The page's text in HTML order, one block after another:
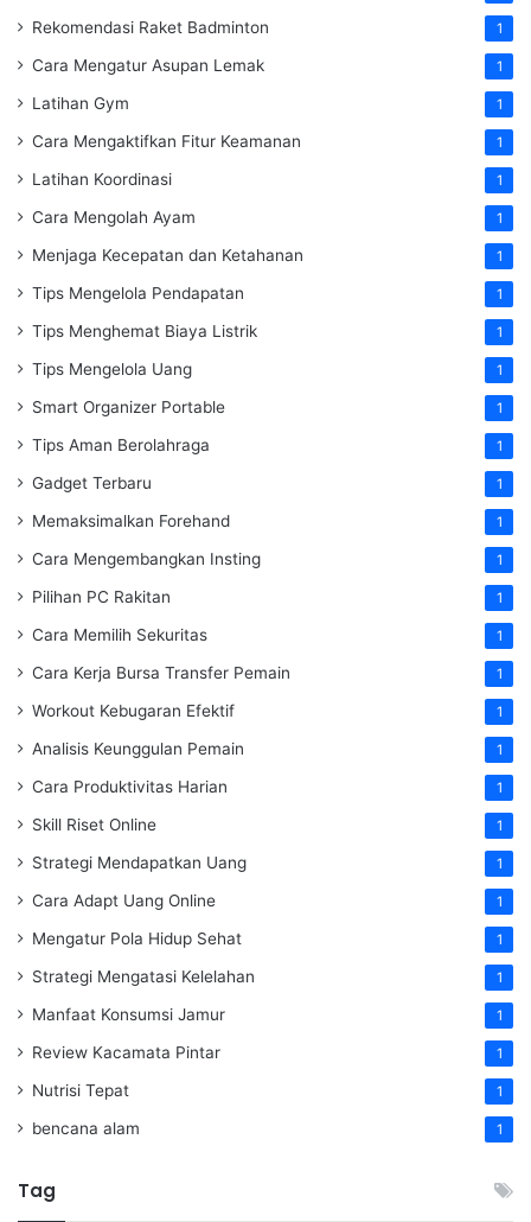
Rekomendasi Raket Badminton 1
Cara Mengatur Asupan Lemak 1
Latihan Gym 1
Cara Mengaktifkan Fitur Keamanan 1
Latihan Koordinasi 1
Cara Mengolah Ayam 1
Menjaga Kecepatan dan Ketahanan 1
Tips Mengelola Pendapatan 1
Tips Menghemat Biaya Listrik 1
Tips Mengelola Uang 1
Smart Organizer Portable 1
Tips Aman Berolahraga 1
Gadget Terbaru 1
Memaksimalkan Forehand 1
Cara Mengembangkan Insting 1
Pilihan PC Rakitan 1
Cara Memilih Sekuritas 1
Cara Kerja Bursa Transfer Pemain 1
Workout Kebugaran Efektif 1
Analisis Keunggulan Pemain 1
Cara Produktivitas Harian 1
Skill Riset Online 1
Strategi Mendapatkan Uang 1
Cara Adapt Uang Online 1
Mengatur Pola Hidup Sehat 1
Strategi Mengatasi Kelelahan 1
Manfaat Konsumsi Jamur 1
Review Kacamata Pintar 1
Nutrisi Tepat 1
bencana alam 1
Tag